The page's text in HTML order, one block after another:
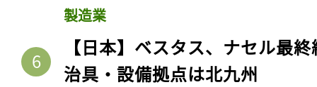
製造業
【日本】ベスタス、ナセル最
治具・設備拠点は北九州